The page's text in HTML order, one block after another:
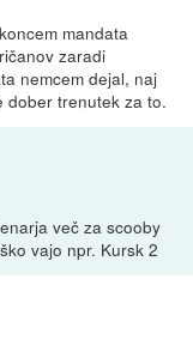
mandata
zaradi
nemcem dejal, naj
dober trenutek za to.
več za scooby
vajo npr. Kursk 2